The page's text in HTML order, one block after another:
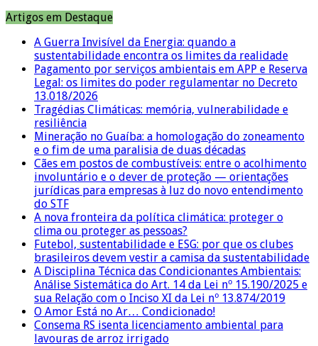
Artigos em Destaque
A Guerra Invisível da Energia: quando a
sustentabilidade encontra os limites da realidade
Pagamento por serviços ambientais em APP e Reserva
Legal: os limites do poder regulamentar no Decreto
13.018/2026
Tragédias Climáticas: memória, vulnerabilidade e
resiliência
Mineração no Guaíba: a homologação do zoneamento
e o fim de uma paralisia de duas décadas
Cães em postos de combustíveis: entre o acolhimento
involuntário e o dever de proteção — orientações
jurídicas para empresas à luz do novo entendimento
do STF
A nova fronteira da política climática: proteger o
clima ou proteger as pessoas?
Futebol, sustentabilidade e ESG: por que os clubes
brasileiros devem vestir a camisa da sustentabilidade
A Disciplina Técnica das Condicionantes Ambientais:
Análise Sistemática do Art. 14 da Lei nº 15.190/2025 e
sua Relação com o Inciso XI da Lei nº 13.874/2019
O Amor Está no Ar… Condicionado!
Consema RS isenta licenciamento ambiental para
lavouras de arroz irrigado